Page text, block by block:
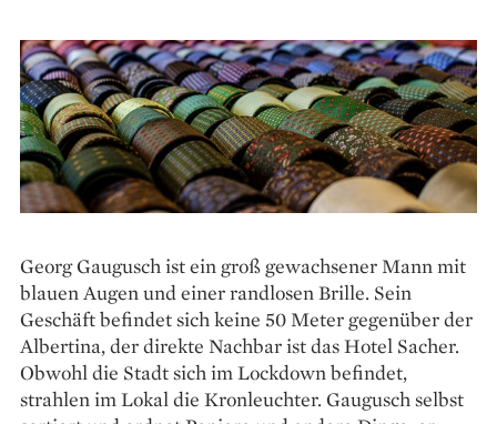
Georg Gaugusch ist ein groß gewachsener Mann mit
blauen Augen und einer randlosen Brille. Sein
Geschäft befindet sich keine 50 Meter gegenüber der
Albertina, der direkte Nachbar ist das Hotel Sacher.
Obwohl die Stadt sich im Lockdown befindet,
strahlen im Lokal die Kronleuchter. Gaugusch selbst